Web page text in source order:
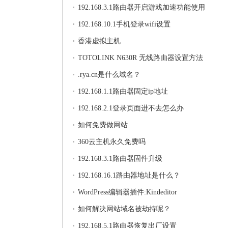
192.168.3.1路由器开启游戏加速功能使用
192.168.10.1手机登录wifi设置
香港虚拟主机
TOTOLINK N630R 无线路由器设置方法
.rya.cn是什么域名？
192.168.1.1路由器固定ip地址
192.168.2.1登录页面进不去怎么办
如何免费做网站
360云主机永久免费吗
192.168.3.1路由器固件升级
192.168.16.1路由器地址是什么？
WordPress编辑器插件:Kindeditor
如何解决网站域名被劫持呢？
192.168.5.1路由器恢复出厂设置